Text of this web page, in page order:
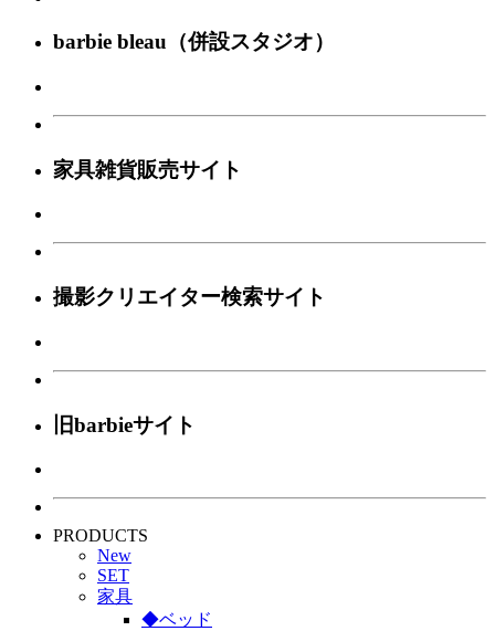
barbie bleau（併設スタジオ）
家具雑貨販売サイト
撮影クリエイター検索サイト
旧barbieサイト
PRODUCTS
New
SET
家具
◆ベッド